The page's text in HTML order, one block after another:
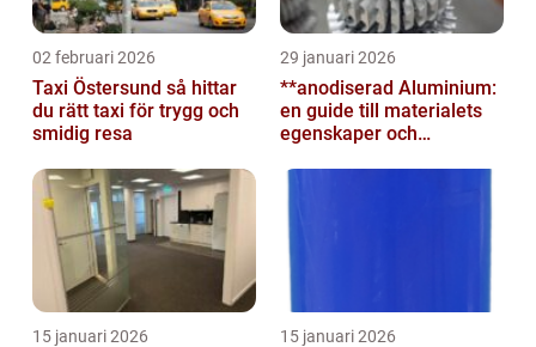
02 februari 2026
Taxi Östersund så hittar
du rätt taxi för trygg och
smidig resa
29 januari 2026
**anodiserad Aluminium:
en guide till materialets
egenskaper och
15 januari 2026 15 januari 2026